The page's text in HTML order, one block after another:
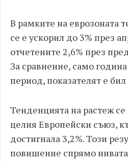
В рамките на еврозоната
се е ускорил до 3% през
отчетените 2,6% през
За сравнение, само
период, показателят е
Тенденцията на растеж
целия Европейски съюз,
достигнала 3,2%. Този
повишение спрямо нивата